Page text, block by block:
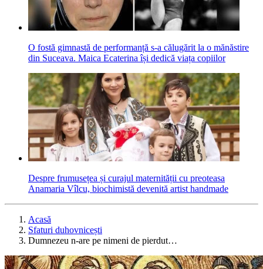
O fostă gimnastă de performanță s-a călugărit la o mănăstire
din Suceava. Maica Ecaterina își dedică viața copiilor
Despre frumusețea și curajul maternității cu preoteasa
Anamaria Vîlcu, biochimistă devenită artist handmade
Acasă
Sfaturi duhovnicești
Dumnezeu n-are pe nimeni de pierdut…